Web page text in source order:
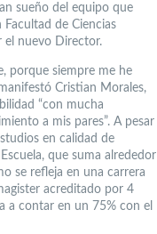
sueño del equipo que
de Ciencias
el nuevo Director.
porque siempre me he
Cristian Morales,
“con mucha
a mis pares”. A pesar
en calidad de
que suma alrededor
se refleja en una carrera
acreditado por 4
a contar en un 75% con el